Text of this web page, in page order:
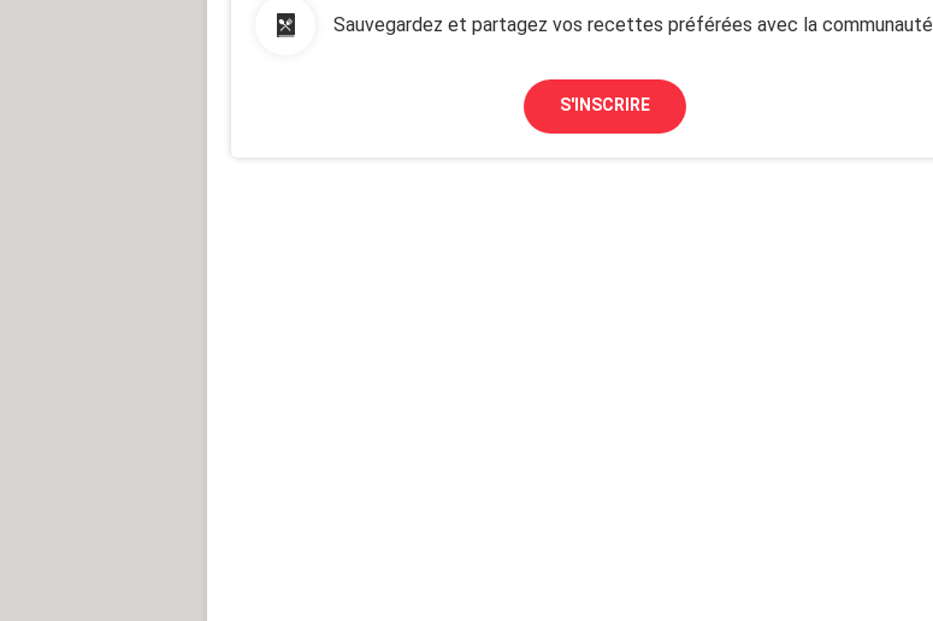
Sauvegardez et partagez vos recettes préférées avec la communauté
S'INSCRIRE